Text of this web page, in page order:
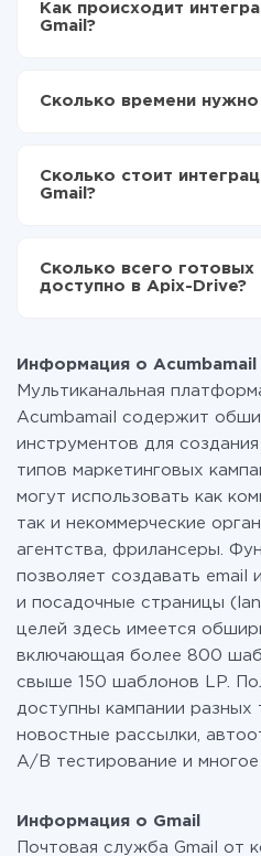
Как происходит
Gmail?
Выбираете какие
Теперь данные будут
передаваться из
Сколько времени нужно
отличаться и составлять
среднем настройка
Сколько стоит
Gmail?
функционал. Вы
данных, которые по факту
перейти на платный, при
отарифах.
Сколько всего готовых
доступно в Apix-Drive?
Информация о Acumbamail
Мультиканальная
Acumbamail содержит
инструментов для
типов маркетинговых
могут использовать как
так и некоммерческие
агентства, фрилансеры.
позволяет создавать email
и посадочные страницы
целей здесь имеется
включающая более 800
свыше 150 шаблонов LP.
доступны кампании разных
новостные рассылки,
A/B тестирование и многое
Информация о Gmail
Почтовая служба Gmail от